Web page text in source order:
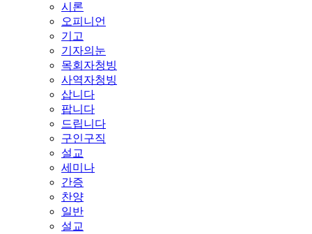
시론
오피니언
기고
기자의눈
목회자청빙
사역자청빙
삽니다
팝니다
드립니다
구인구직
설교
세미나
간증
찬양
일반
설교